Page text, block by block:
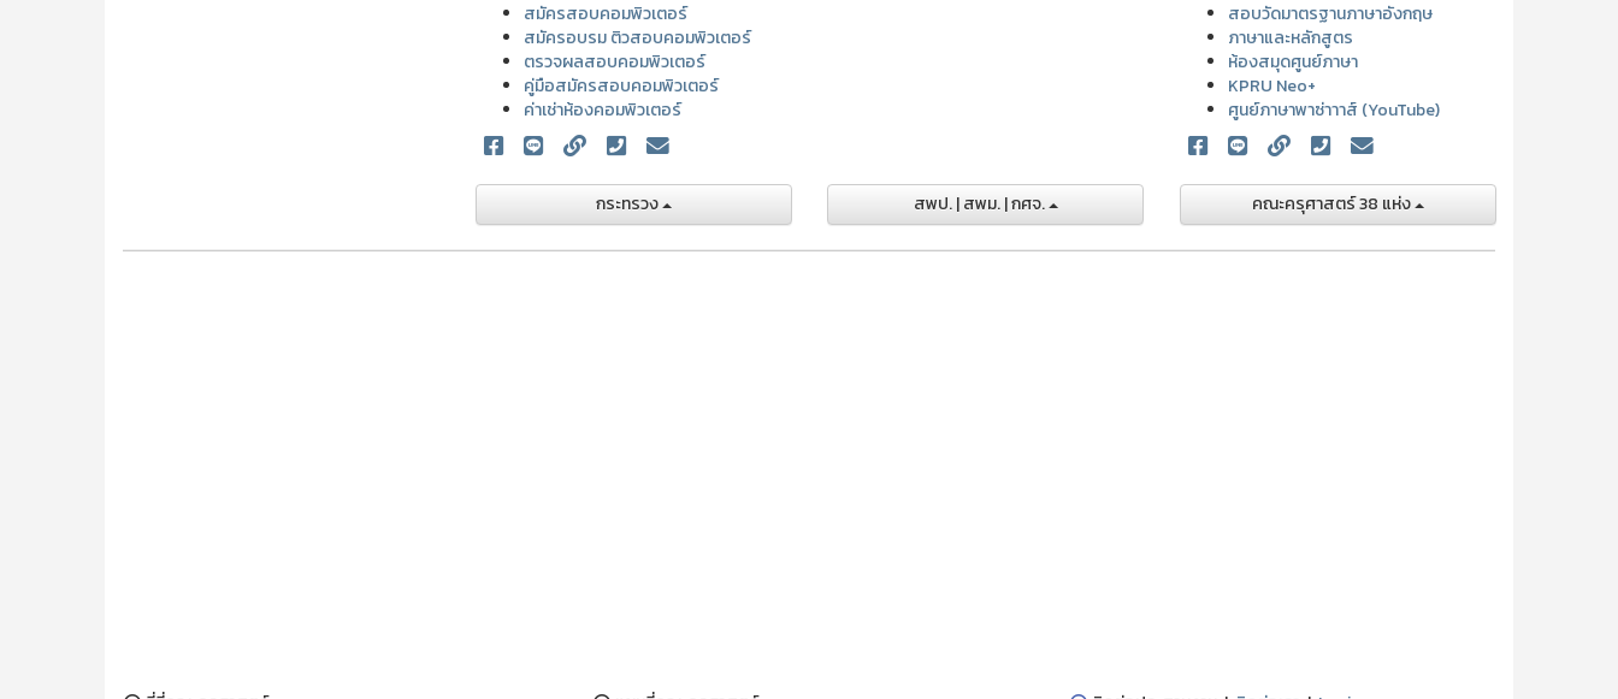
สมัครสอบคอมพิวเตอร์
สมัครอบรม ติวสอบคอมพิวเตอร์
ตรวจผลสอบคอมพิวเตอร์
คู่มือสมัครสอบคอมพิวเตอร์
ค่าเช่าห้องคอมพิวเตอร์
สอบวัดมาตรฐานภาษาอังกฤษ
ภาษาและหลักสูตร
ห้องสมุดศูนย์ภาษา
KPRU Neo+
ศูนย์ภาษาพาซ่าาาส์ (YouTube)
กระทรวง สพป. | สพม. | กศจ. คณะครุศาสตร์ 38 แห่ง